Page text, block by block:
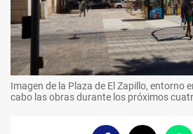
Imagen de la Plaza de El Zapillo, entorno
cabo las obras durante los próximos